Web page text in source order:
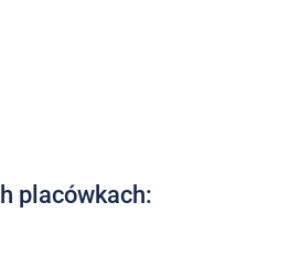
placówkach: